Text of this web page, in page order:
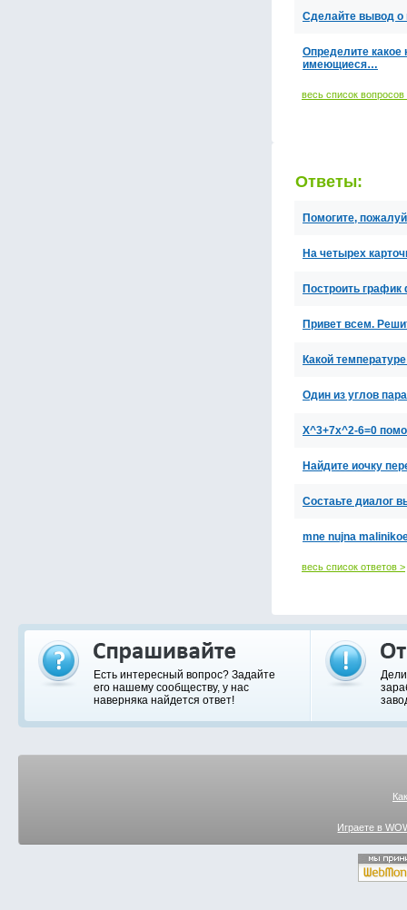
Сделайте вывод о
Определите какое
имеющиеся…
весь список вопросов
Ответы:
Помогите,
На четырех
Построить
Привет всем.
Какой
Один из углов
Х^3+7x^2-6=0
Найдите иочку
Состаьте диалог
mne nujna
весь список ответов >
Есть интересный вопрос? Задайте
его нашему сообществу, у нас
наверняка найдется ответ!
Играете в